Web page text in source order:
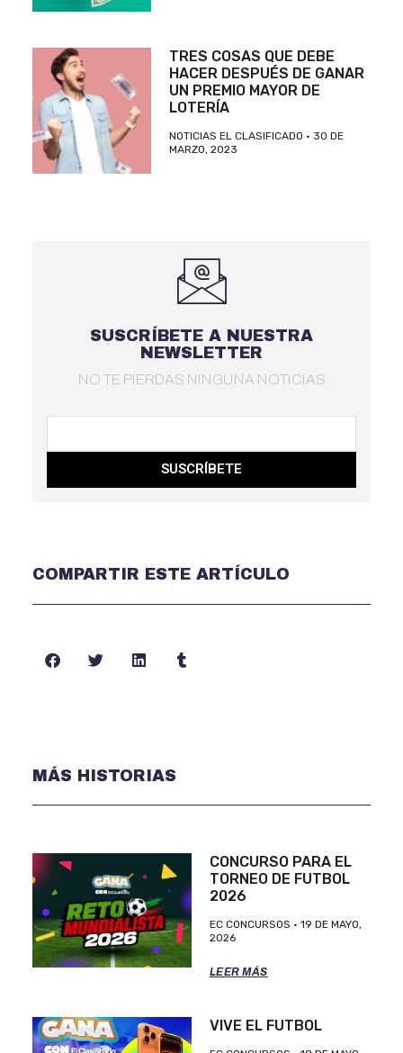
TRES COSAS QUE DEBE
HACER DESPUÉS DE GANAR
UN PREMIO MAYOR DE
LOTERÍA
NOTICIAS EL CLASIFICADO
30 DE
MARZO, 2023
SUSCRÍBETE A NUESTRA
NEWSLETTER
NO TE PIERDAS NINGUNA NOTICIAS
SUSCRÍBETE
COMPARTIR ESTE ARTÍCULO
MÁS HISTORIAS
CONCURSO PARA EL
TORNEO DE FUTBOL
2026
EC CONCURSOS
19 DE MAYO,
2026
LEER MÁS
VIVE EL FUTBOL